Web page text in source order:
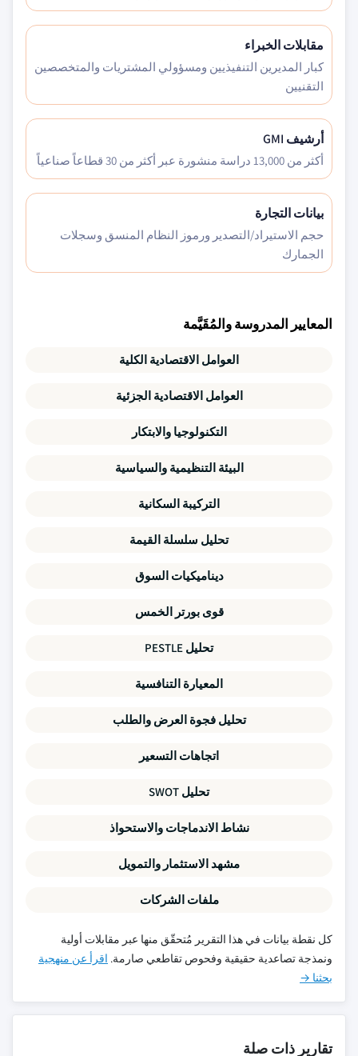
مقابلات الخبراء
كبار المديرين التنفيذيين ومسؤولي المشتريات والمتخصصين
التقنيين
أرشيف GMI
أكثر من 13,000 دراسة منشورة عبر أكثر من 30 قطاعاً صناعياً
بيانات التجارة
حجم الاستيراد/التصدير ورموز النظام المنسق وسجلات
الجمارك
المعايير المدروسة والمُقَيَّمة
العوامل الاقتصادية الكلية
العوامل الاقتصادية الجزئية
التكنولوجيا والابتكار
البيئة التنظيمية والسياسية
التركيبة السكانية
تحليل سلسلة القيمة
ديناميكيات السوق
قوى بورتر الخمس
تحليل PESTLE
المعيارة التنافسية
تحليل فجوة العرض والطلب
اتجاهات التسعير
تحليل SWOT
نشاط الاندماجات والاستحواذ
مشهد الاستثمار والتمويل
ملفات الشركات
كل نقطة بيانات في هذا التقرير مُتحقّق منها عبر مقابلات أولية
ونمذجة تصاعدية حقيقية وفحوص تقاطعي صارمة. اقرأ عن منهجية
بحثنا →
تقارير ذات صلة